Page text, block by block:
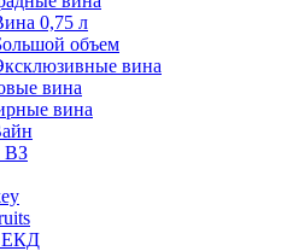
0,75 л
объем
вина
вина
вина
ВЗ
ЕКД